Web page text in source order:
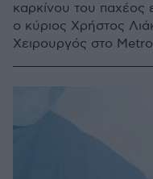
καρκίνου του παχέος
ο κύριος Χρήστος
Χειρουργός στο